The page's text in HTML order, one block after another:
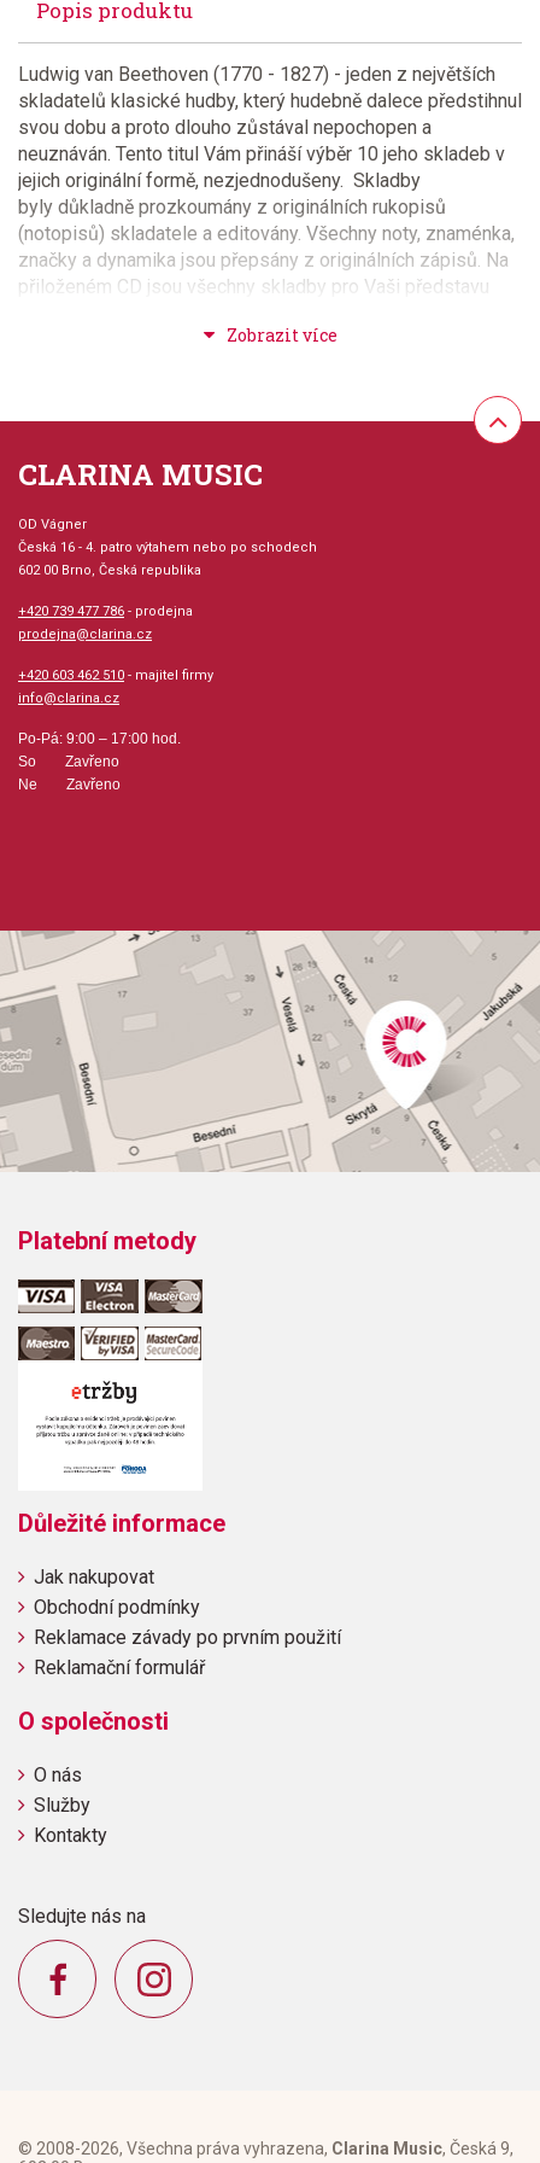
Popis produktu
Ludwig van Beethoven (1770 - 1827) - jeden z největších
skladatelů klasické hudby, který hudebně dalece předstihnul
svou dobu a proto dlouho zůstával nepochopen a
neuznáván. Tento titul Vám přináší výběr 10 jeho skladeb v
jejich originální formě, nezjednodušeny. Skladby
byly důkladně prozkoumány z originálních rukopisů
(notopisů) skladatele a editovány. Všechny noty, znaménka,
značky a dynamika jsou přepsány z originálních zápisů. Na
přiloženém CD jsou všechny skladby pro Vaši představu
Velikost (rozměr): 23 x 30 cm
Počet skladeb: 10
Počet stran: 24
hudební úprava: klavír
Obsahuje:
Écossaise, K.WoO 23Country Dance, K WoO 15,
No.1Country Dance, K WoO 15, No.2Country Dance, K WoO
11, No.2Lustig, Traurig, K. WoO 54Menuet in C, K. WoO 10,
No1Menuet in G, K. WoO 10, No2Menuet in D, K. WoO 10,
No5Sonatina in G (1 st movement, Moderato),(2 nd
CLARINA MUSIC
OD Vágner
Česká 16 - 4. patro výtahem nebo po schodech
602 00 Brno, Česká republika
+420 739 477 786 - prodejna
prodejna@clarina.cz
+420 603 462 510 - majitel firmy
info@clarina.cz
Po-Pá: 9:00 – 17:00 hod.
So Zavřeno
Ne Zavřeno
Platební metody
Důležité informace
Jak nakupovat
Obchodní podmínky
Reklamace závady po prvním použití
Reklamační formulář
O společnosti
O nás
Služby
Kontakty
Sledujte nás na
© 2008-2026, Všechna práva vyhrazena, Clarina Music, Česká 9,